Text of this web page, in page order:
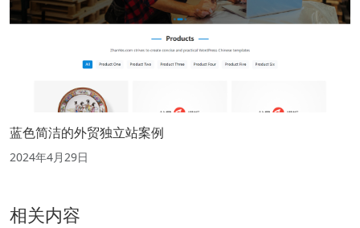
蓝色简洁的外贸独立站案例
2024年4月29日
相关内容